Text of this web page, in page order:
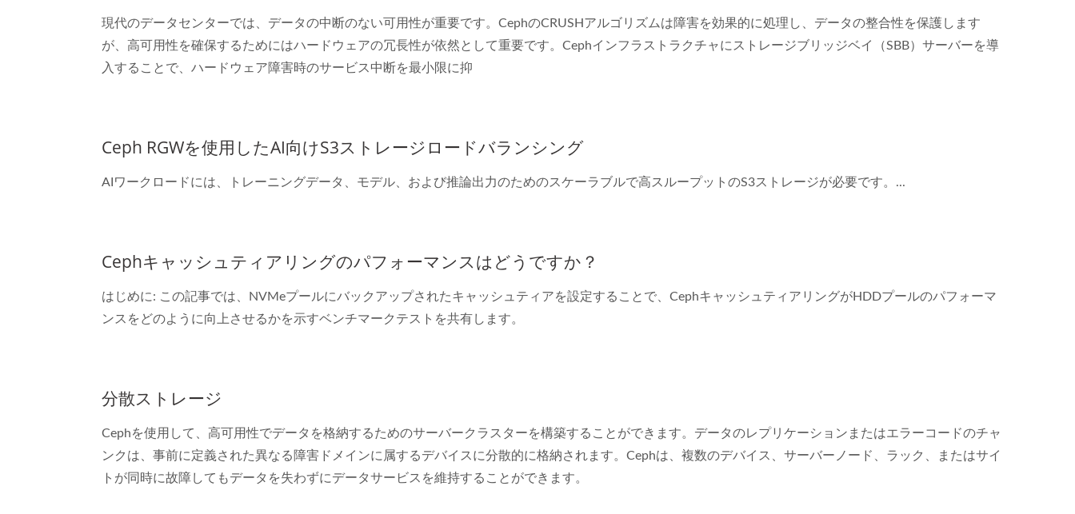
現代のデータセンターでは、データの中断のない可用性が重要です。CephのCRUSHアルゴリズムは障害を効果的に処理し、データの整合性を保護します
が、高可用性を確保するためにはハードウェアの冗長性が依然として重要です。Cephインフラストラクチャにストレージブリッジベイ（SBB）サーバーを導
入することで、ハードウェア障害時のサービス中断を最小限に抑
Ceph RGWを使用したAI向けS3ストレージロードバランシング
AIワークロードには、トレーニングデータ、モデル、および推論出力のためのスケーラブルで高スループットのS3ストレージが必要です。...
Cephキャッシュティアリングのパフォーマンスはどうですか？
はじめに: この記事では、NVMeプールにバックアップされたキャッシュティアを設定することで、CephキャッシュティアリングがHDDプールのパフォーマ
ンスをどのように向上させるかを示すベンチマークテストを共有します。
分散ストレージ
Cephを使用して、高可用性でデータを格納するためのサーバークラスターを構築することができます。データのレプリケーションまたはエラーコードのチャ
ンクは、事前に定義された異なる障害ドメインに属するデバイスに分散的に格納されます。Cephは、複数のデバイス、サーバーノード、ラック、またはサイ
トが同時に故障してもデータを失わずにデータサービスを維持することができます。